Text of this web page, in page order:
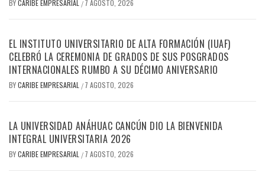
BYCARIBE EMPRESARIAL / 7 AGOSTO, 2026
EL INSTITUTO UNIVERSITARIO DE ALTA FORMACIÓN (IUAF)
CELEBRÓ LA CEREMONIA DE GRADOS DE SUS POSGRADOS
INTERNACIONALES RUMBO A SU DÉCIMO ANIVERSARIO
BYCARIBE EMPRESARIAL / 7 AGOSTO, 2026
LA UNIVERSIDAD ANÁHUAC CANCÚN DIO LA BIENVENIDA
INTEGRAL UNIVERSITARIA 2026
BYCARIBE EMPRESARIAL / 7 AGOSTO, 2026